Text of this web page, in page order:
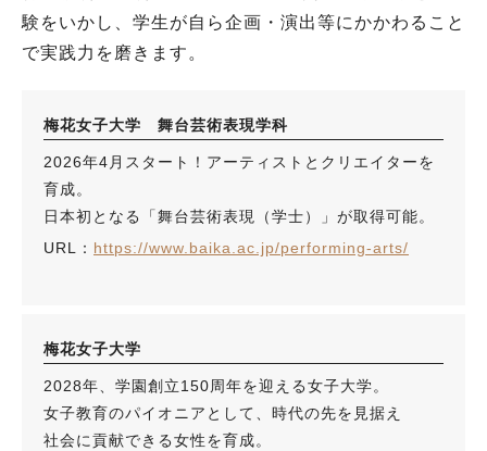
験をいかし、学生が自ら企画・演出等にかかわること
で実践力を磨きます。
梅花女子大学 舞台芸術表現学科
2026年4月スタート！アーティストとクリエイターを
育成。
日本初となる「舞台芸術表現（学士）」が取得可能。
URL： https://www.baika.ac.jp/performing-arts/
梅花女子大学
2028年、学園創立150周年を迎える女子大学。
女子教育のパイオニアとして、時代の先を見据え
社会に貢献できる女性を育成。